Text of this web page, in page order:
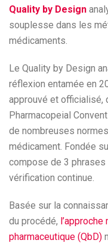
Quality by Design
souplesse dans les
médicaments.
Le Quality by Design
réflexion entamée en
approuvé et officialisé,
Pharmacopeial
de nombreuses
médicament. Fondée
compose de 3
vérification continue.
Basée sur la
du procédé,
pharmaceutique (QbD)